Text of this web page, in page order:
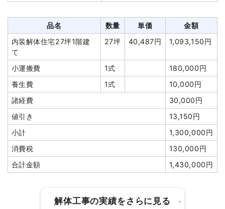
値引き
7,139円
3,109,091円
消費税
310,909円
合計金額
340m² 1,000円
340,000円
アスベスト撤去
170m² 1,800円
306,000円
室内残置物撤去
植木・植栽撤去
1式
60,000円
井戸解体埋め戻し費用
1式
50,000円
諸経費
327,500円
値引き
297,200円
小計
4,200,000
円
消費税
420,000円
品名 数量 単価
金額
内装解体住宅27坪1階建
て
27坪 40,487円 1,093,150円
小運搬費 1式
180,000円
養生費
1式
10,000円
諸経費
30,000円
値引き
13,150円
小計
1,300,000円
消費税
130,000円
合計金額
1,430,000円
解体工事の実績をさらに見る